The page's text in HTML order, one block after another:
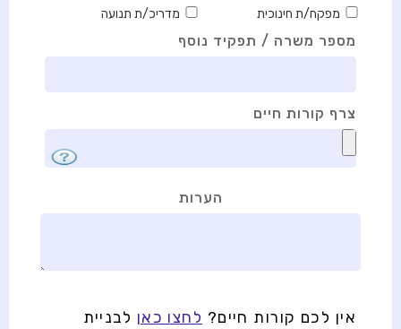
מפקח/ת חינוכית
מדריכ/ת תנועה
מספר משרה / תפקיד נוסף
צרף קורות חיים
הערות
אין לכם קורות חיים? לחצו כאן לבניית